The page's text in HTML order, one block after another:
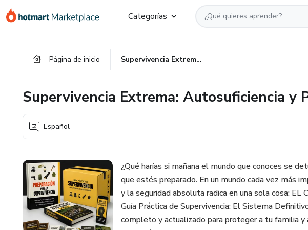
Categorías
Página de inicio Supervivencia Extrema: Autosuficiencia y Protección
Supervivencia Extrema: Autosuficiencia y
Español
¿Qué harías si mañana el mundo que conoces se
que estés preparado. En un mundo cada vez más
y la seguridad absoluta radica en una sola cosa:
Guía Práctica de Supervivencia: El Sistema
completo y actualizado para proteger a tu familia